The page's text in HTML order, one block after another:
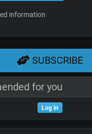
information
SUBSCRIBE
for you
Log in